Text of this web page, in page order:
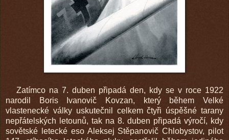
Zatímco na 7. duben připadá den, kdy se v roce 1922
narodil Boris Ivanovič Kovzan, který během Velké
vlastenecké války uskutečnil celkem čtyři úspěšné tarany
nepřátelských letounů, tak na 8. duben připadá výročí, kdy
sovětské letecké eso Aleksej Stěpanovič Chlobystov, pilot